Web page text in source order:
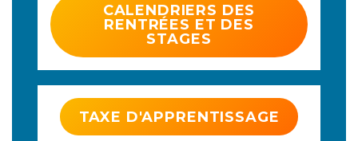
CALENDRIERS DES
RENTRÉES ET DES
STAGES
TAXE D'APPRENTISSAGE